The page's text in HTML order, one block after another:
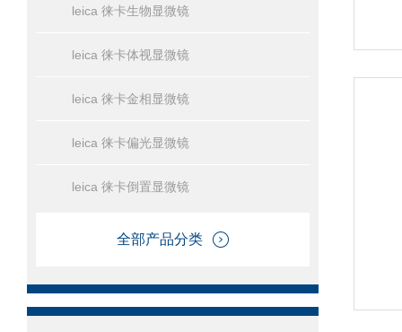
leica 徕卡生物显微镜
leica 徕卡体视显微镜
leica 徕卡金相显微镜
leica 徕卡偏光显微镜
leica 徕卡倒置显微镜
全部产品分类